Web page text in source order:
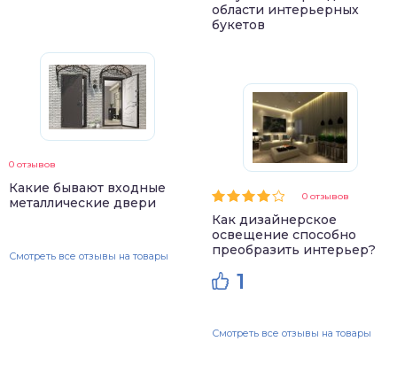
0 отзывов
Какие бывают входные
металлические двери
Смотреть все отзывы на товары
области интерьерных
букетов
0 отзывов
Как дизайнерское
освещение способно
преобразить интерьер?
1
Смотреть все отзывы на товары